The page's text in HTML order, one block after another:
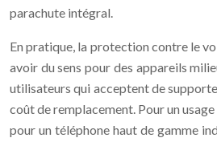
parachute intégral.
En pratique, la protection contre le
avoir du sens pour des appareils
utilisateurs qui acceptent de
coût de remplacement. Pour un
pour un téléphone haut de gamme